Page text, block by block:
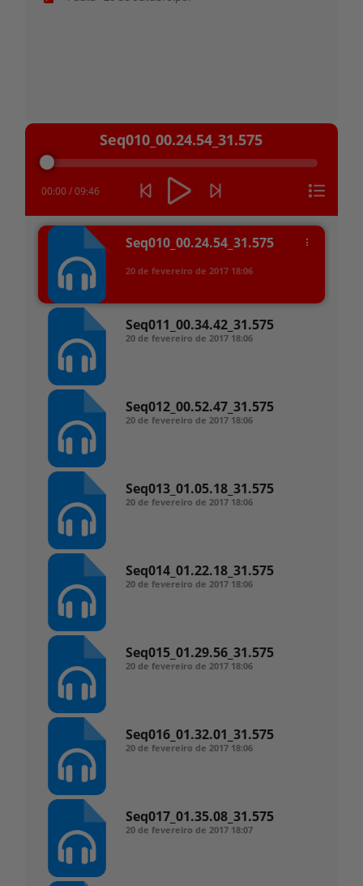
Tocador
áudio
Seq010_00.24.54_31.575
00:00 /09:46
Seq010_00.24.54_31.575
20 de fevereiro de 2017 18:06
Seq011_00.34.42_31.575
20 de fevereiro de 2017 18:06
Seq012_00.52.47_31.575
20 de fevereiro de 2017 18:06
Seq013_01.05.18_31.575
20 de fevereiro de 2017 18:06
Seq014_01.22.18_31.575
20 de fevereiro de 2017 18:06
Seq015_01.29.56_31.575
20 de fevereiro de 2017 18:06
Seq016_01.32.01_31.575
20 de fevereiro de 2017 18:06
Seq017_01.35.08_31.575
20 de fevereiro de 2017 18:07